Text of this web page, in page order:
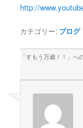
http://
カテゴリー: ブログ
「すもう万歳！！ 」へ